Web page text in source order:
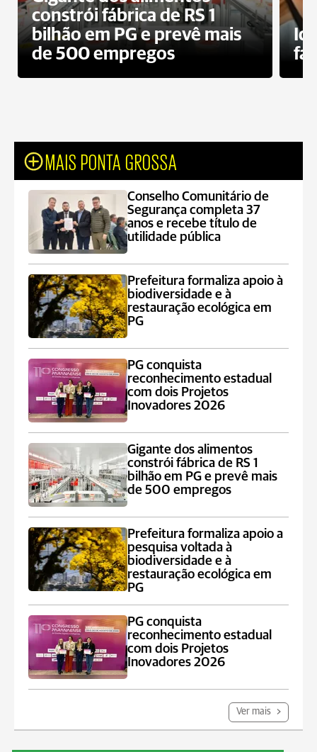
constrói fábrica de RS 1
bilhão em PG e prevê mais
de 500 empregos
MAIS PONTA GROSSA
Conselho Comunitário de
Segurança completa 37
anos e recebe título de
utilidade pública
Prefeitura formaliza apoio à
biodiversidade e à
restauração ecológica em
PG
PG conquista
reconhecimento estadual
com dois Projetos
Inovadores 2026
Gigante dos alimentos
constrói fábrica de RS 1
bilhão em PG e prevê mais
de 500 empregos
Prefeitura formaliza apoio a
pesquisa voltada à
biodiversidade e à
restauração ecológica em
PG
PG conquista
reconhecimento estadual
com dois Projetos
Inovadores 2026
Ver mais